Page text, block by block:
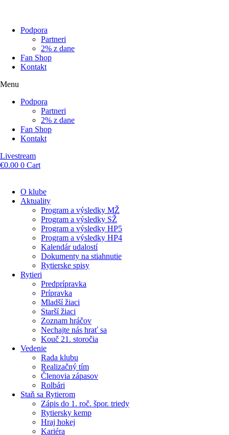
Podpora
Partneri
2% z dane
Fan Shop
Kontakt
Menu
Podpora
Partneri
2% z dane
Fan Shop
Kontakt
Livestream
€0.00 0 Cart
O klube
Aktuality
Program a výsledky MŽ
Program a výsledky SŽ
Program a výsledky HP5
Program a výsledky HP4
Kalendár udalostí
Dokumenty na stiahnutie
Rytierske spisy
Rytieri
Predprípravka
Prípravka
Mladší žiaci
Starší žiaci
Zoznam hráčov
Nechajte nás hrať sa
Kouč 21. storočia
Vedenie
Rada klubu
Realizačný tím
Členovia zápasov
Rolbári
Staň sa Rytierom
Zápis do 1. roč. špor. triedy
Rytiersky kemp
Hraj hokej
Kariéra